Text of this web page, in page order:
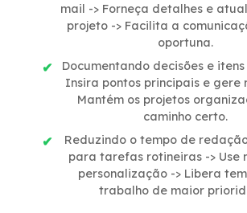
mail -> Forneça detalhes e
projeto -> Facilita a
oportuna.
Documentando decisões e
Insira pontos principais e gere
Mantém os projetos
caminho certo.
Reduzindo o tempo de
para tarefas rotineiras -> Use
personalização -> Libera
trabalho de maior